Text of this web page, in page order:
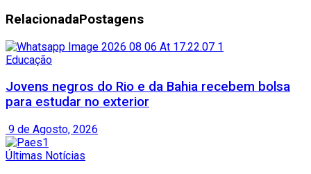
RelacionadaPostagens
Educação
Jovens negros do Rio e da Bahia recebem bolsa
para estudar no exterior
9 de Agosto, 2026
Últimas Notícias